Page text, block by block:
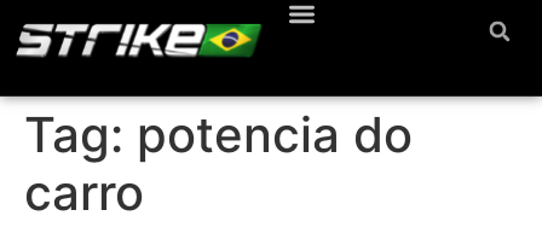
Tag: potencia do
carro